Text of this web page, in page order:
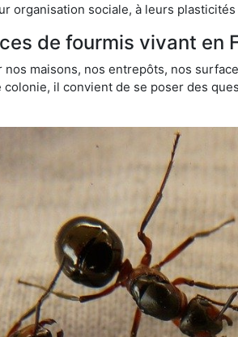
organisation sociale, à leurs
de fourmis vivant en
maisons, nos entrepôts, nos
colonie, il convient de se poser des